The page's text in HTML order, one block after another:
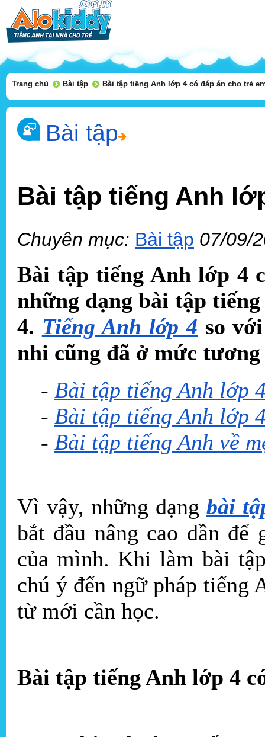
Trang chủ Bài tập Bài tập tiếng Anh lớp 4 có đáp án cho trẻ
Bài tập
Bài tập tiếng Anh
Chuyên mục: Bài tập 07/09/
Bài tập tiếng Anh lớp 4
những dạng bài tập
4. Tiếng Anh lớp 4 so
nhi cũng đã ở mức
- Bài tập tiếng Anh lớp
- Bài tập tiếng Anh lớp
- Bài tập tiếng Anh về
Vì vậy, những dạng bài
bắt đầu nâng cao dần
của mình. Khi làm bài
chú ý đến ngữ pháp tiếng
từ mới cần học.
Bài tập tiếng Anh lớp 4